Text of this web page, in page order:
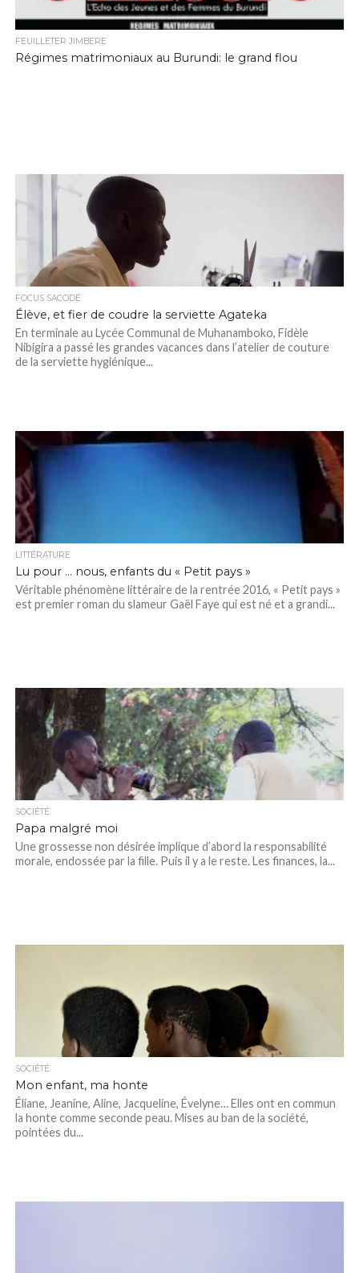
FEUILLETER JIMBERE
Régimes matrimoniaux au Burundi: le grand flou
FOCUS SACODÉ
Élève, et fier de coudre la serviette Agateka
En terminale au Lycée Communal de Muhanamboko, Fidèle
Nibigira a passé les grandes vacances dans l’atelier de couture
de la serviette hygiénique...
LITTÉRATURE
Lu pour … nous, enfants du « Petit pays »
Véritable phénomène littéraire de la rentrée 2016, « Petit pays »
est premier roman du slameur Gaël Faye qui est né et a grandi...
SOCIÉTÉ
Papa malgré moi
Une grossesse non désirée implique d’abord la responsabilité
morale, endossée par la fille. Puis il y a le reste. Les finances, la...
SOCIÉTÉ
Mon enfant, ma honte
Éliane, Jeanine, Aline, Jacqueline, Évelyne… Elles ont en commun
la honte comme seconde peau. Mises au ban de la société,
pointées du...